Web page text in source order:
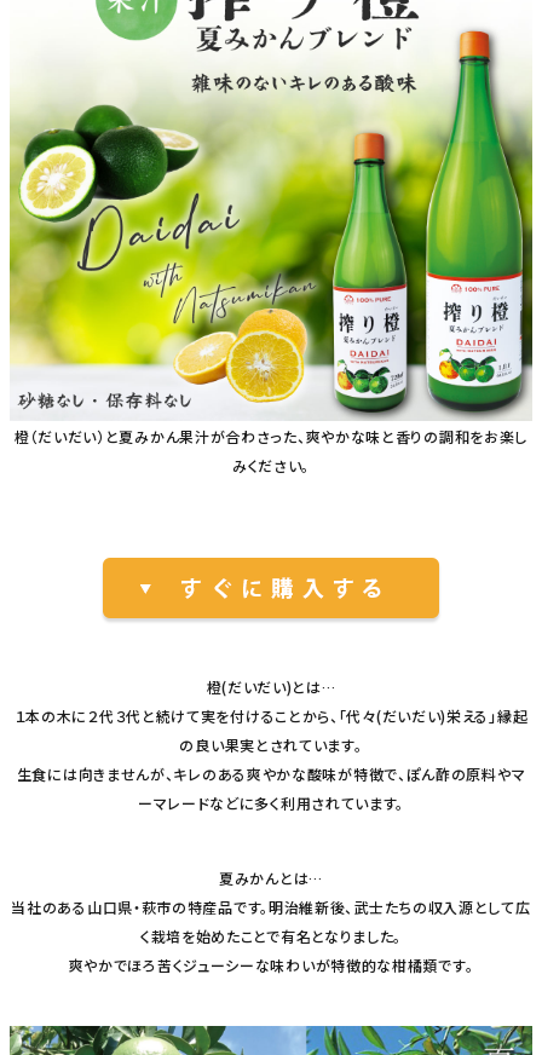
橙（だいだい）と夏みかん果汁が合わさった、爽やかな味と香りの調和をお楽し
みください。
橙(だいだい)とは…
１本の木に２代３代と続けて実を付けることから、「代々(だいだい)栄える」縁起
の良い果実とされています。
生食には向きませんが、キレのある爽やかな酸味が特徴で、ぽん酢の原料やマ
ーマレードなどに多く利用されています。
夏みかんとは…
当社のある山口県・萩市の特産品です。明治維新後、武士たちの収入源として広
く栽培を始めたことで有名となりました。
爽やかでほろ苦くジューシーな味わいが特徴的な柑橘類です。